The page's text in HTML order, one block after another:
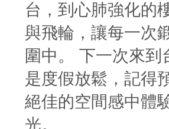
台，到心肺強化的
與飛輪，讓每一次
圍中。 下一次來
是度假放鬆，記得
絕佳的空間感中體
光。